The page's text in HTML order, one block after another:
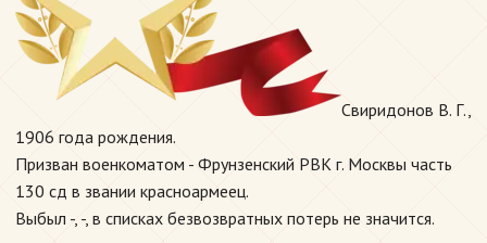
Свиридонов В. Г.,
1906 года рождения.
Призван военкоматом - Фрунзенский РВК г. Москвы часть
130 сд в звании красноармеец.
Выбыл -, -, в списках безвозвратных потерь не значится.